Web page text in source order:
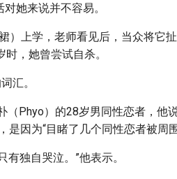
她来说并不容易。
）上学，老师看见后，当众将它
，她曾尝试自杀。
汇。
（Phyo）的28岁男同性恋者，他
因为“目睹了几个同性恋者被周围
独自哭泣。”他表示。